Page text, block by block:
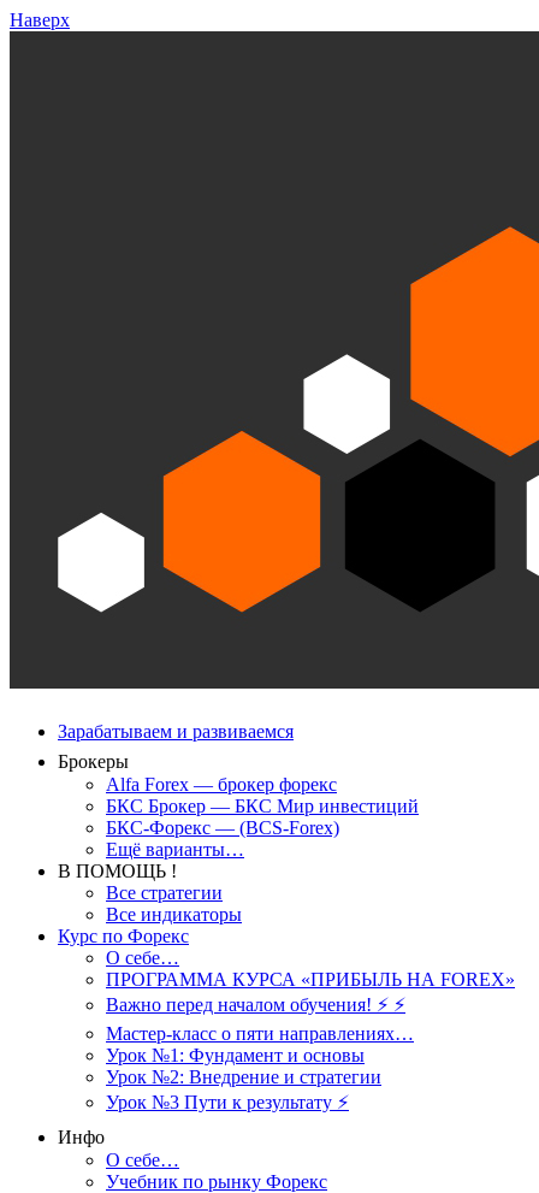
Наверх
Зарабатываем и развиваемся
Брокеры
Alfa Forex — брокер форекс
БКС Брокер — БКС Мир инвестиций
БКС-Форекс — (BCS-Forex)
Ещё варианты…
В ПОМОЩЬ !
Все стратегии
Все индикаторы
Курс по Форекс
О себе…
ПРОГРАММА КУРСА «ПРИБЫЛЬ НА FOREX»
Важно перед началом обучения! ⚡ ⚡
Мастер-класс о пяти направлениях…
Урок №1: Фундамент и основы
Урок №2: Внедрение и стратегии
Урок №3 Пути к результату ⚡️
Инфо
О себе…
Учебник по рынку Форекс